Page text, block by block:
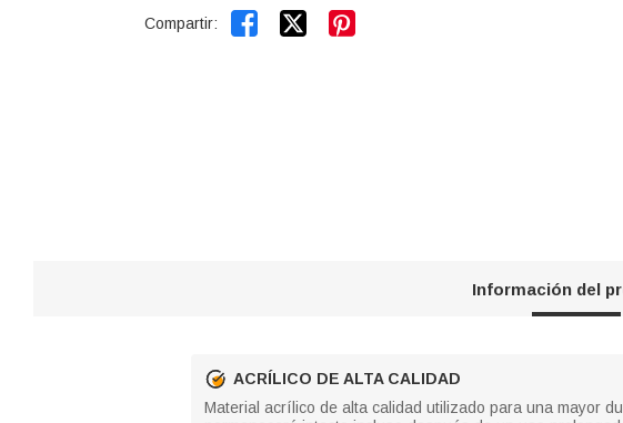
Compartir:  
Información del
ACRÍLICO DE ALTA CALIDAD
Material acrílico de alta calidad utilizado para una mayor